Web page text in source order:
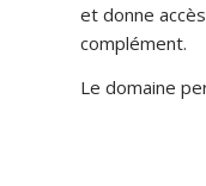
et donne
complément.
Le domaine